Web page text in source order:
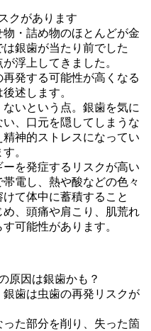
クがあります
・詰め物のほとんどが金
銀歯が当たり前でした
浮上してきました。
発する可能性が高くなる
述します。
いという点。銀歯を気に
、口元を隠してしまうな
神的ストレスになってい
。
を発症するリスクが高い
電し、熱や酸などの色々
て体中に蓄積すること
、頭痛や肩こり、肌荒れ
可能性があります。
原因は銀歯かも？
銀歯は虫歯の再発リスクが
た部分を削り、失った箇